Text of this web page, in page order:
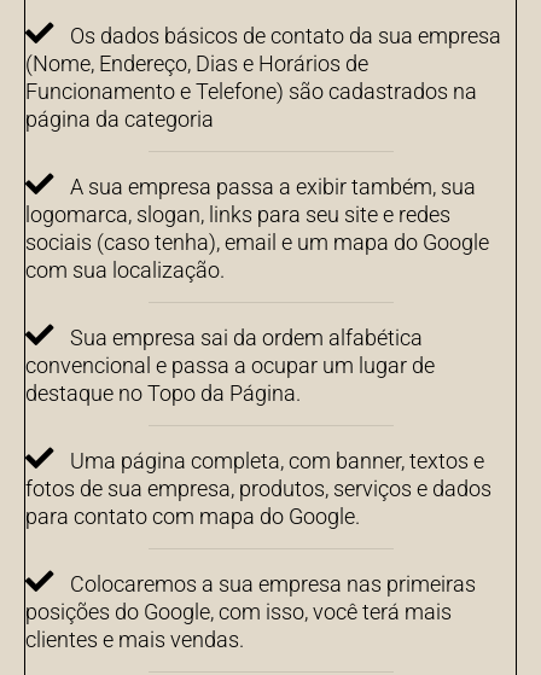
Os dados básicos de contato da sua empresa
(Nome, Endereço, Dias e Horários de
Funcionamento e Telefone) são cadastrados na
página da categoria
A sua empresa passa a exibir também, sua
logomarca, slogan, links para seu site e redes
sociais (caso tenha), email e um mapa do Google
com sua localização.
Sua empresa sai da ordem alfabética
convencional e passa a ocupar um lugar de
destaque no Topo da Página.
Uma página completa, com banner, textos e
fotos de sua empresa, produtos, serviços e dados
para contato com mapa do Google.
Colocaremos a sua empresa nas primeiras
posições do Google, com isso, você terá mais
clientes e mais vendas.